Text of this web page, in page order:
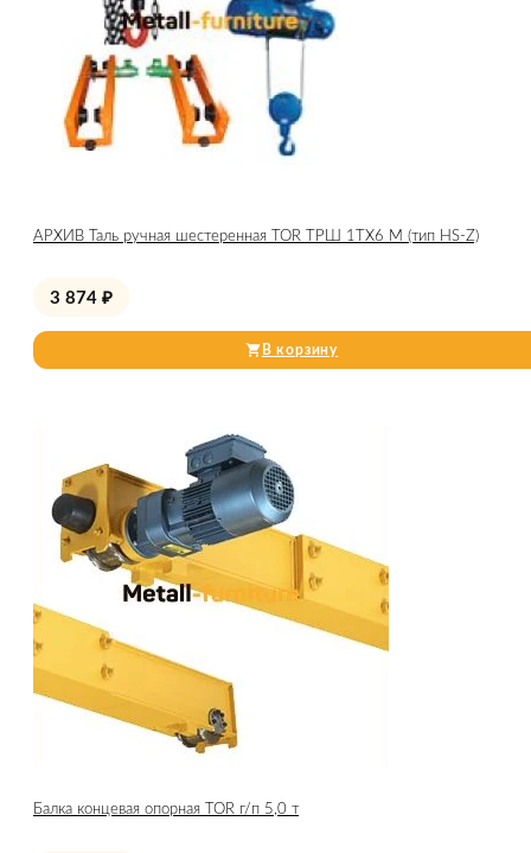
АРХИВ Таль ручная шестеренная TOR ТРШ 1ТХ6 М (тип HS-Z)
3 874 ₽
В корзину
Балка концевая опорная TOR г/п 5,0 т